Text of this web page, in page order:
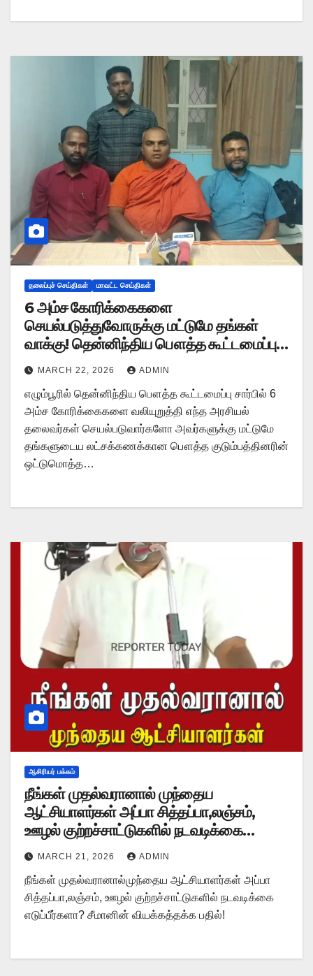
தலைப்புச் செய்திகள் மாவட்ட செய்திகள்
6 அம்ச கோரிக்கைகளை
செயல்படுத்துவோருக்கு மட்டுமே தங்கள்
வாக்கு! தென்னிந்திய பௌத்த கூட்டமைப்பு
அறிவிப்பு!
MARCH 22, 2026 ADMIN
எழும்பூரில் தென்னிந்திய பௌத்த கூட்டமைப்பு சார்பில் 6
அம்ச கோரிக்கைகளை வலியுறுத்தி எந்த அரசியல்
தலைவர்கள் செயல்படுவார்களோ அவர்களுக்கு மட்டுமே
தங்களுடைய லட்சக்கணக்கான பௌத்த குடும்பத்தினரின்
ஒட்டுமொத்த…
ஆசிரியர் பக்கம்
நீங்கள் முதல்வரானால் முந்தைய
ஆட்சியாளர்கள் அப்பா சித்தப்பா,லஞ்சம்,
ஊழல் குற்றச்சாட்டுகளில் நடவடிக்கை
எடுப்பீர்களா? சீமானின் வியக்கத்தக்க பதில்!
MARCH 21, 2026 ADMIN
நீங்கள் முதல்வரானால்முந்தைய ஆட்சியாளர்கள் அப்பா
சித்தப்பா,லஞ்சம், ஊழல் குற்றச்சாட்டுகளில் நடவடிக்கை
எடுப்பீர்களா? சீமானின் வியக்கத்தக்க பதில்!